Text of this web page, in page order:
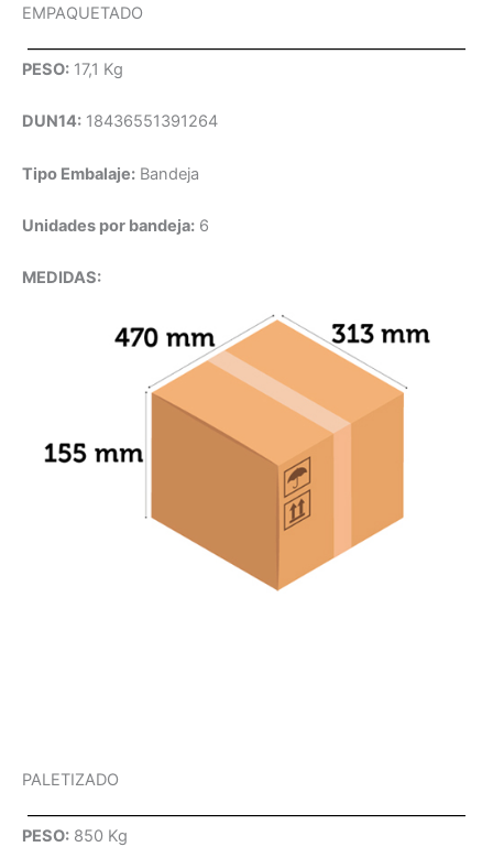
EMPAQUETADO
PESO: 17,1 Kg
DUN14: 18436551391264
Tipo Embalaje: Bandeja
Unidades por bandeja: 6
MEDIDAS:
PALETIZADO
PESO: 850 Kg